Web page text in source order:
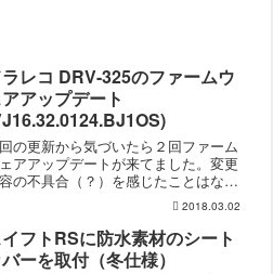
ラレコ DRV-325のファームウ
アップデート
の更新から気づいたら２回ファーム
アアップデートが来てました。変更
の不具合（？）を感じたことはない
すが、最新のほうがいいと思うので更
しました。ファームウェアアップデー
順は前回と変わらず、というか簡単
で省略。スイフトRS...
2018.03.02
フトRSに防水素材のシート
ーを取付（冬仕様）